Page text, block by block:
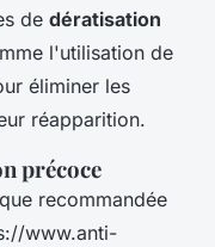
de dératisation
l'utilisation de
éliminer les
réapparition.
précoce
recommandée
www.anti-